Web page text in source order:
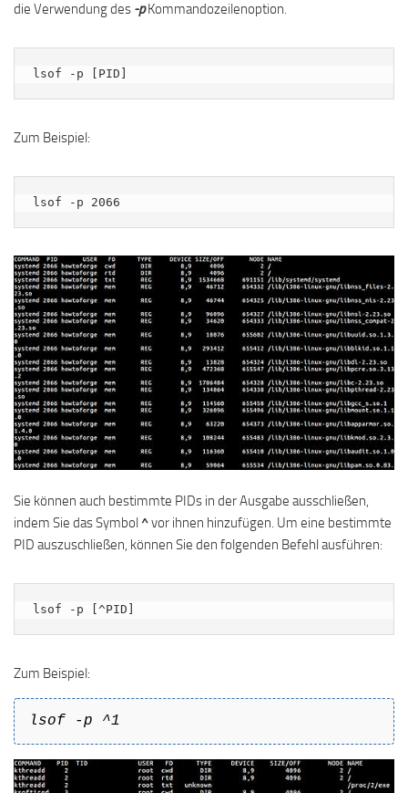
die Verwendung des -pKommandozeilenoption.
lsof -p [PID]
Zum Beispiel:
lsof -p 2066
Sie können auch bestimmte PIDs in der Ausgabe ausschließen,
indem Sie das Symbol ^vor ihnen hinzufügen. Um eine bestimmte
PID auszuschließen, können Sie den folgenden Befehl ausführen:
lsof -p [^PID]
Zum Beispiel:
lsof -p ^1